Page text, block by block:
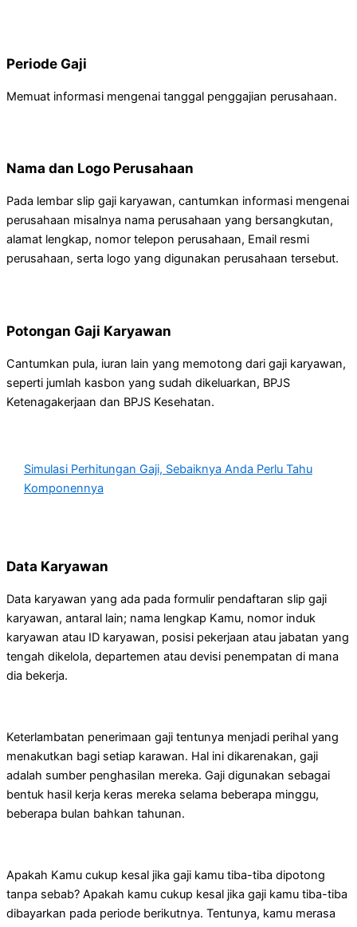
Periode Gaji
Memuat informasi mengenai tanggal penggajian perusahaan.
Nama dan Logo Perusahaan
Pada lembar slip gaji karyawan, cantumkan informasi mengenai
perusahaan misalnya nama perusahaan yang bersangkutan,
alamat lengkap, nomor telepon perusahaan, Email resmi
perusahaan, serta logo yang digunakan perusahaan tersebut.
Potongan Gaji Karyawan
Cantumkan pula, iuran lain yang memotong dari gaji karyawan,
seperti jumlah kasbon yang sudah dikeluarkan, BPJS
Ketenagakerjaan dan BPJS Kesehatan.
Simulasi Perhitungan Gaji, Sebaiknya Anda Perlu Tahu
Komponennya
Data Karyawan
Data karyawan yang ada pada formulir pendaftaran slip gaji
karyawan, antaral lain; nama lengkap Kamu, nomor induk
karyawan atau ID karyawan, posisi pekerjaan atau jabatan yang
tengah dikelola, departemen atau devisi penempatan di mana
dia bekerja.
Keterlambatan penerimaan gaji tentunya menjadi perihal yang
menakutkan bagi setiap karawan. Hal ini dikarenakan, gaji
adalah sumber penghasilan mereka. Gaji digunakan sebagai
bentuk hasil kerja keras mereka selama beberapa minggu,
beberapa bulan bahkan tahunan.
Apakah Kamu cukup kesal jika gaji kamu tiba-tiba dipotong
tanpa sebab? Apakah kamu cukup kesal jika gaji kamu tiba-tiba
dibayarkan pada periode berikutnya. Tentunya, kamu merasa